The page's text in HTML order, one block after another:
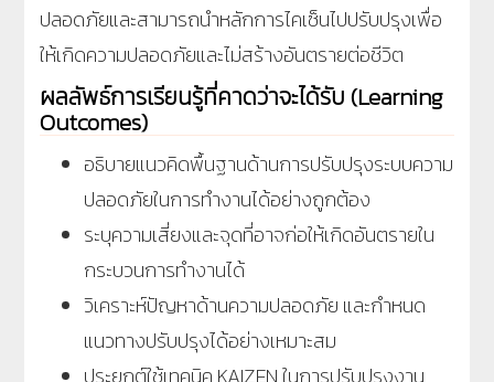
ปลอดภัยและสามารถนำหลักการไคเซ็นไปปรับปรุงเพื่อ
ให้เกิดความปลอดภัยและไม่สร้างอันตรายต่อชีวิต
ผลลัพธ์การเรียนรู้ที่คาดว่าจะได้รับ (Learning
Outcomes)
อธิบายแนวคิดพื้นฐานด้านการปรับปรุงระบบความ
ปลอดภัยในการทำงานได้อย่างถูกต้อง
ระบุความเสี่ยงและจุดที่อาจก่อให้เกิดอันตรายใน
กระบวนการทำงานได้
วิเคราะห์ปัญหาด้านความปลอดภัย และกำหนด
แนวทางปรับปรุงได้อย่างเหมาะสม
ประยุกต์ใช้เทคนิค KAIZEN ในการปรับปรุงงาน